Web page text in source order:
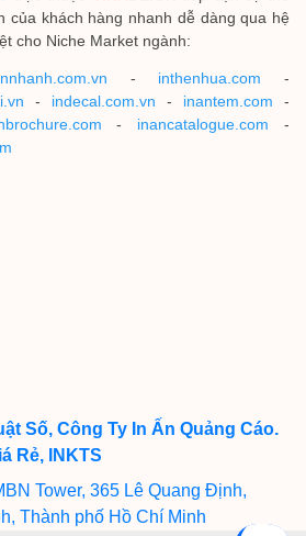
của khách hàng nhanh dễ dàng qua hệ
cho Niche Market ngành:
- inthenhua.com -
- indecal.com.vn - inantem.com -
- inancatalogue.com -
Số, Công Ty In Ấn Quảng Cáo.
Rẻ, INKTS
Tower, 365 Lê Quang Định,
Thành phố Hồ Chí Minh